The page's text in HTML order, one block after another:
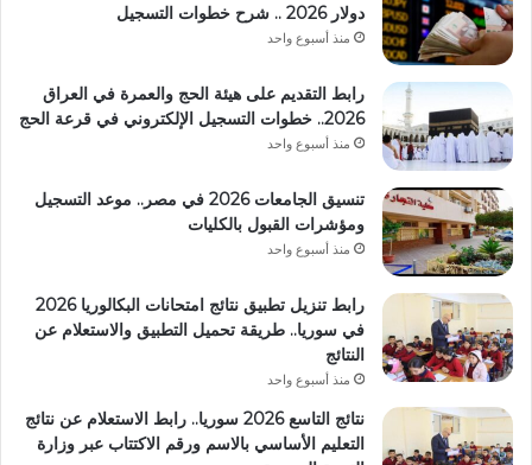
دولار 2026 .. شرح خطوات التسجيل
منذ أسبوع واحد
رابط التقديم على هيئة الحج والعمرة في العراق
2026.. خطوات التسجيل الإلكتروني في قرعة الحج
منذ أسبوع واحد
تنسيق الجامعات 2026 في مصر.. موعد التسجيل
ومؤشرات القبول بالكليات
منذ أسبوع واحد
رابط تنزيل تطبيق نتائج امتحانات البكالوريا 2026
في سوريا.. طريقة تحميل التطبيق والاستعلام عن
النتائج
منذ أسبوع واحد
نتائج التاسع 2026 سوريا.. رابط الاستعلام عن نتائج
التعليم الأساسي بالاسم ورقم الاكتتاب عبر وزارة